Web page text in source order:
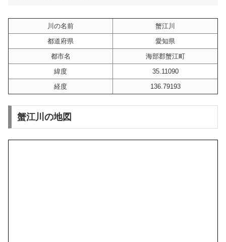
川の名前
蟹江川
都道府県
愛知県
都市名
海部郡蟹江町
緯度
35.11090
経度
136.79193
蟹江川の地図